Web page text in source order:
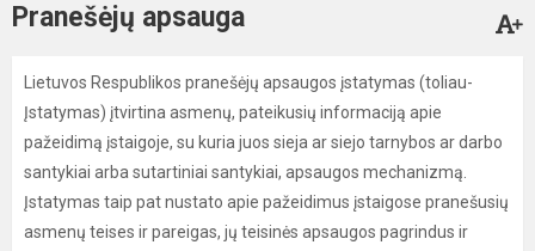
Pranešėjų apsauga
Lietuvos Respublikos pranešėjų apsaugos įstatymas (toliau-
Įstatymas) įtvirtina asmenų, pateikusių informaciją apie
pažeidimą įstaigoje, su kuria juos sieja ar siejo tarnybos ar darbo
santykiai arba sutartiniai santykiai, apsaugos mechanizmą.
Įstatymas taip pat nustato apie pažeidimus įstaigose pranešusių
asmenų teises ir pareigas, jų teisinės apsaugos pagrindus ir